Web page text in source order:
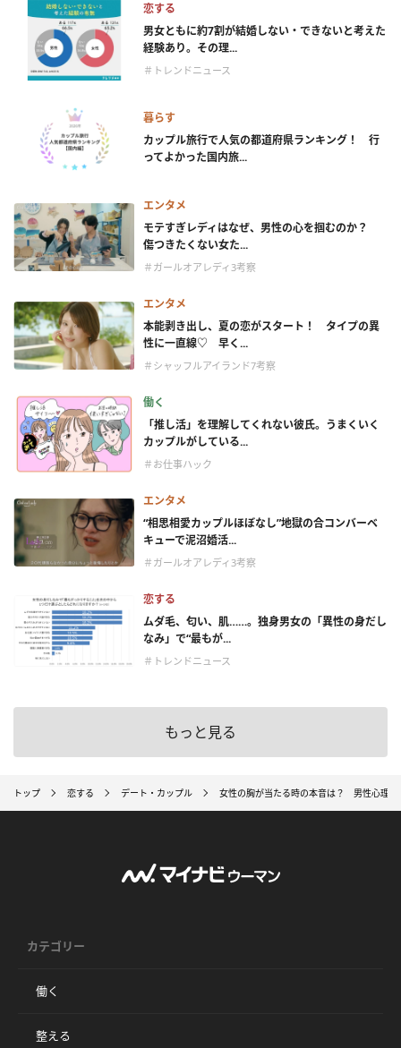
恋する
男女ともに約7割が結婚しない・できないと考えた
経験あり。その理...
＃トレンドニュース
暮らす
カップル旅行で人気の都道府県ランキング！ 行
ってよかった国内旅...
エンタメ
モテすぎレディはなぜ、男性の心を掴むのか？
傷つきたくない女た...
＃ガールオアレディ3考察
エンタメ
本能剥き出し、夏の恋がスタート！ タイプの異
性に一直線♡ 早く...
＃シャッフルアイランド7考察
働く
「推し活」を理解してくれない彼氏。うまくいく
カップルがしている...
＃お仕事ハック
エンタメ
“相思相愛カップルほぼなし”地獄の合コンバーベ
キューで泥沼婚活...
＃ガールオアレディ3考察
恋する
ムダ毛、匂い、肌……。独身男女の「異性の身だし
なみ」で“最もが...
＃トレンドニュース
もっと見る
トップ 恋する デート・カップル 女性の胸が当たる時の本音は？ 男性心理と
カテゴリー
働く
整える